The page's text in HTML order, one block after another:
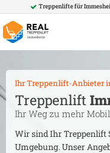
Treppenlifte für
Ihr Treppenlift-Anbieter
Treppenlift
Ihr Weg zu mehr
Wir sind Ihr Treppenlift
Umgebung. Unser